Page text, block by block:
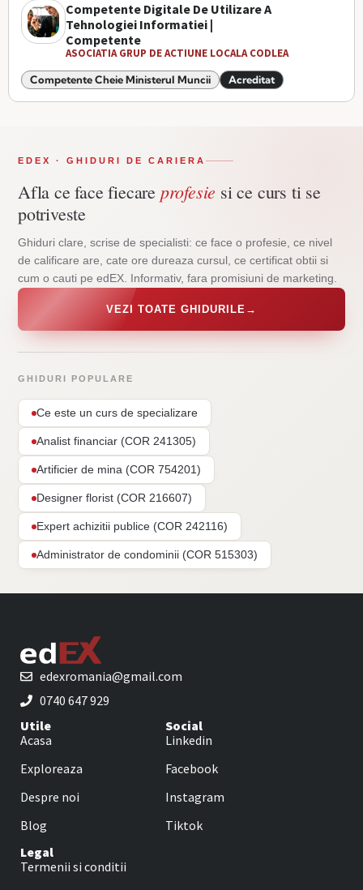
Competente Digitale De Utilizare A
Tehnologiei Informatiei |
Competente
ASOCIATIA GRUP DE ACTIUNE LOCALA CODLEA
Competente Cheie Ministerul Muncii Acreditat
EDEX · GHIDURI DE CARIERA
Afla ce face fiecare profesie si ce curs ti se
potriveste
Ghiduri clare, scrise de specialisti: ce face o profesie, ce nivel
de calificare are, cate ore dureaza cursul, ce certificat obtii si
cum o cauti pe edEX. Informativ, fara promisiuni de marketing.
VEZI TOATE GHIDURILE →
GHIDURI POPULARE
Ce este un curs de specializare
Analist financiar (COR 241305)
Artificier de mina (COR 754201)
Designer florist (COR 216607)
Expert achizitii publice (COR 242116)
Administrator de condominii (COR 515303)
edexromania@gmail.com
0740 647 929
Utile
Acasa
Exploreaza
Despre noi
Blog
Social
Linkedin
Facebook
Instagram
Tiktok
Legal
Termenii si conditii